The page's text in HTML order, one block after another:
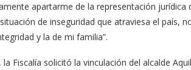
apartarme de la representación
de inseguridad que atraviesa el país,
y la de mi familia”.
la Fiscalía solicitó la vinculación del alcalde